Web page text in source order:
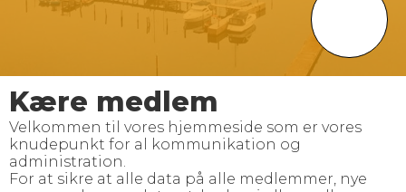
Kære medlem
Velkommen til vores hjemmeside som er vores
knudepunkt for al kommunikation og
administration.
For at sikre at alle data på alle medlemmer, nye